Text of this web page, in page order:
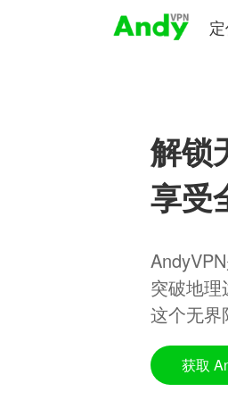
解锁
享受
突破地
这个无界
获取